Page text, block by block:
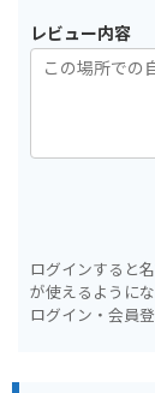
レビュー内容
ログインすると
が使えるようにな
ログイン・会員